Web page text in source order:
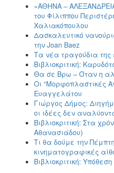
«ΑΘΗΝΑ –
του Φίλιππου
Χαλιακόπουλου
Δασκαλευτικό
την Joan Baez
Τα νέα τραγούδια
Βιβλιοκριτική:
Θα σε Βρω – Όταν η
Οι “Μορφοπλαστικές
Ευαγγελάτου
Γιώργος Δήμος:
οι ιδέες δεν
Βιβλιοκριτική: Στα
Αθανασιάδου)
Τι θα δούμε την
κινηματογραφικές
Βιβλιοκριτική: